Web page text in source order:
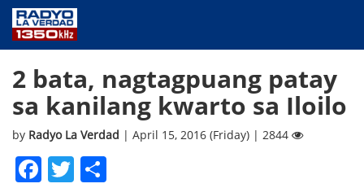
PUBLIC SERVICE
ANNOUNCEMENTS
PROGRAMS
ABOUT
CONTACT US
2 bata, nagtagpuang patay
sa kanilang kwarto sa Iloilo
by Radyo La Verdad | April 15, 2016 (Friday) | 2844
Facebook
Twitter